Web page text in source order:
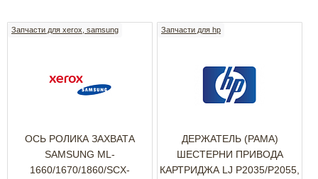
Запчасти для xerox, samsung
ОСЬ РОЛИКА ЗАХВАТА
SAMSUNG ML-
1660/1670/1860/SCX-
Запчасти для hp
ДЕРЖАТЕЛЬ (РАМА)
ШЕСТЕРНИ ПРИВОДА
КАРТРИДЖА LJ P2035/P2055,